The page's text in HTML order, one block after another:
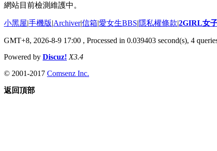
網站目前檢測維護中。
小黑屋|手機版|Archiver|信箱|愛女生BBS|隱私權條款|2GIRL女
GMT+8, 2026-8-9 17:00 , Processed in 0.039403 second(s), 4
Powered by Discuz! X3.4
© 2001-2017 Comsenz Inc.
返回頂部